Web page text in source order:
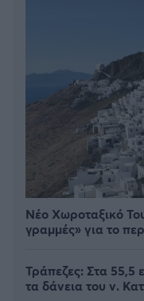
Νέο Χωροταξικό
γραμμές» για το
Τράπεζες: Στα 55,5
τα δάνεια του ν.